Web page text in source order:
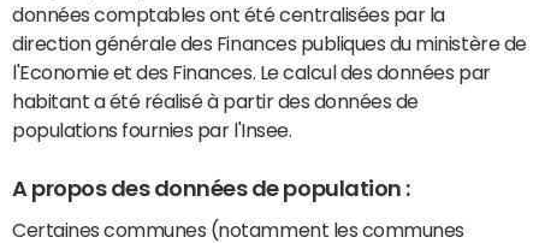
données comptables ont été centralisées par la
direction générale des Finances publiques du ministère de
l'Economie et des Finances. Le calcul des données par
habitant a été réalisé à partir des données de
populations fournies par l'Insee.
A propos des données de population :
Certaines communes (notamment les communes